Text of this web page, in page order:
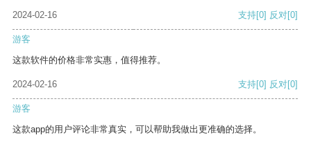
2024-02-16 支持[0] 反对[0]
游客
这款软件的价格非常实惠，值得推荐。
2024-02-16 支持[0] 反对[0]
游客
这款app的用户评论非常真实，可以帮助我做出更准确的选择。